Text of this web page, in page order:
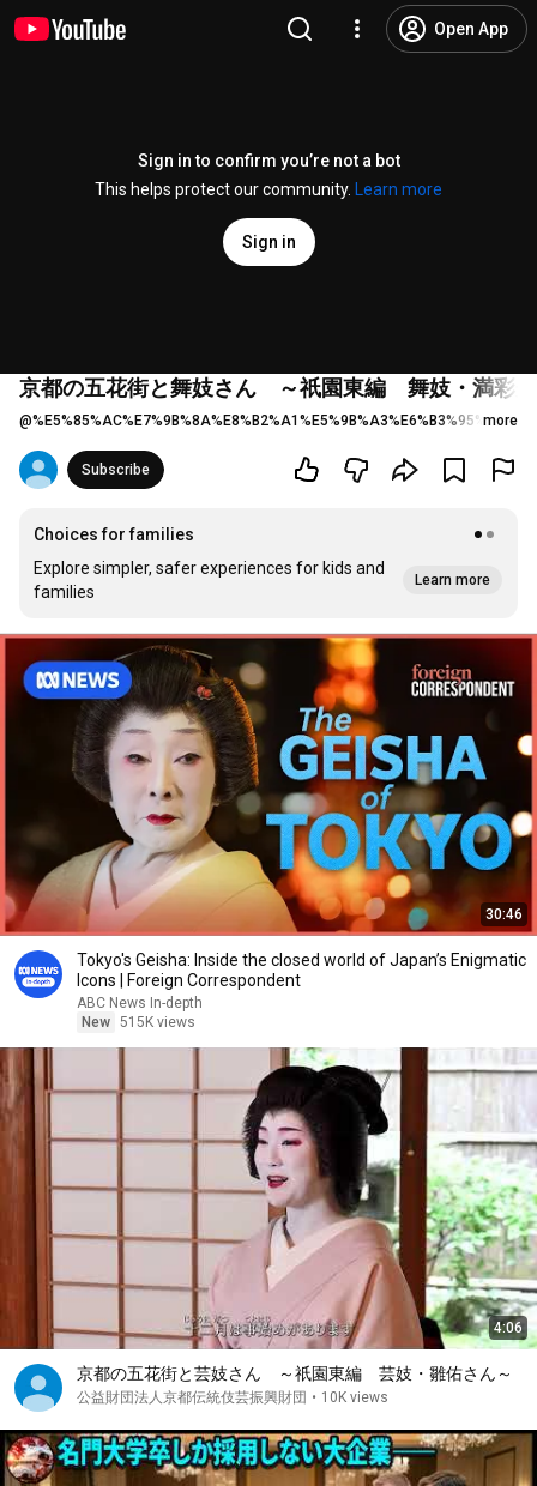
Open App
Sign in to confirm you’re not a bot
This helps protect our community.
Learn more
Sign in
京都の五花街と舞妓さん ～祇園東編 舞妓・満彩
@ more
Subscribe
Choices for families
Explore simpler, safer experiences for kids and
families
Learn more
30:46
Tokyo's Geisha: Inside the closed world of Japan’s Enigmatic
Icons | Foreign Correspondent
ABC News In-depth
New 515K views
4:06
京都の五花街と芸妓さん ～祇園東編 芸妓・雛佑さん～
公益財団法人京都伝統伎芸振興財団 • 10K views